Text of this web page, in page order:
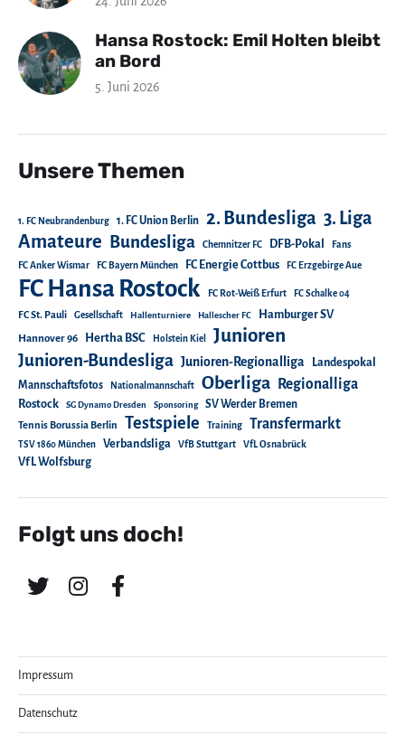
Hansa Rostock: Emil Holten bleibt
an Bord
5. Juni 2026
Unsere Themen
1. FC Neubrandenburg 1. FC Union Berlin 2. Bundesliga 3. Liga
Amateure Bundesliga Chemnitzer FC DFB-Pokal Fans
FC Anker Wismar FC Bayern München FC Energie Cottbus FC Erzgebirge Aue
FC Hansa Rostock FC Rot-Weiß Erfurt FC Schalke 04
FC St. Pauli Gesellschaft Hallenturniere Hallescher FC Hamburger SV
Hannover 96 Hertha BSC Holstein Kiel Junioren
Junioren-Bundesliga Junioren-Regionalliga
Landespokal
Mannschaftsfotos
Nationalmannschaft Oberliga Regionalliga
Rostock SG Dynamo Dresden Sponsoring SV Werder Bremen
Tennis Borussia Berlin Testspiele Training Transfermarkt
TSV 1860 München Verbandsliga VfB Stuttgart VfL Osnabrück
VfL Wolfsburg
Folgt uns doch!
Impressum
Datenschutz